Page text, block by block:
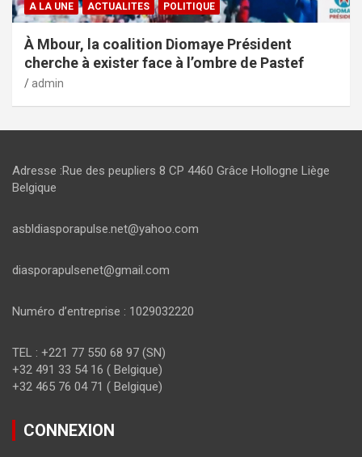
A LA UNE ACTUALITES POLITIQUE
À Mbour, la coalition Diomaye Président
cherche à exister face à l’ombre de Pastef
admin
Adresse :Rue des peupliers 8 CP 4460 Grâce Hollogne Liège
Belgique
asbldiasporapulse.net@yahoo.com
diasporapulsenet@gmail.com
Numéro d’entreprise : 1029032220
TEL : +221 77 550 68 97 (SN)
+32 491 33 54 16 ( Belgique)
+32 465 76 04 71 ( Belgique)
CONNEXION